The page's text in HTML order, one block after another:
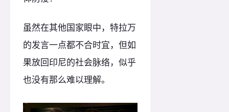
虽然在其他国家眼中，特拉万
的发言一点都不合时宜，但如
果放回印尼的社会脉络，似乎
也没有那么难以理解。